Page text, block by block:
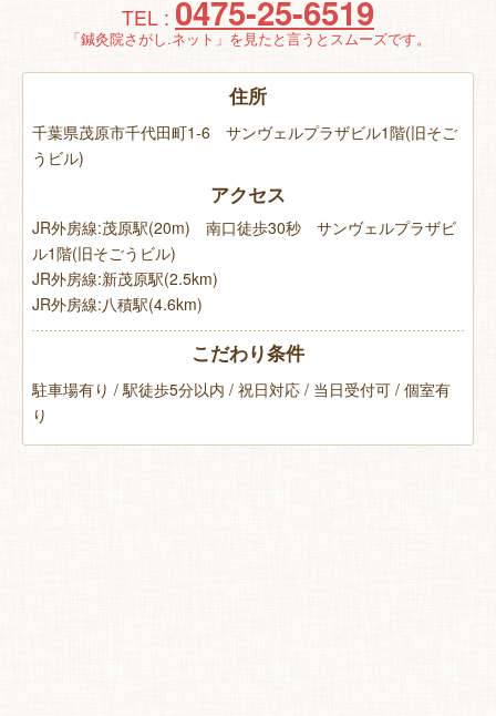
TEL : 0475-25-6519
「鍼灸院さがし.ネット」を見たと言うとスムーズです。
住所
千葉県茂原市千代田町1-6 サンヴェルプラザビル1階(旧そご
うビル)
アクセス
JR外房線:茂原駅(20m) 南口徒歩30秒 サンヴェルプラザビ
ル1階(旧そごうビル)
JR外房線:新茂原駅(2.5km)
JR外房線:八積駅(4.6km)
こだわり条件
駐車場有り / 駅徒歩5分以内 / 祝日対応 / 当日受付可 / 個室有
り